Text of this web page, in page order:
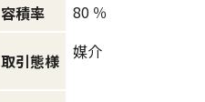
容積率
80 ％
取引態様 媒介